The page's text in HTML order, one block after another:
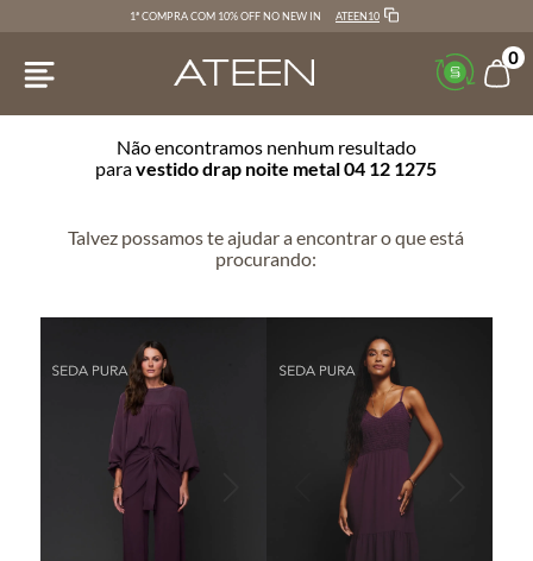
1ª COMPRA COM 10% OFF NO NEW IN ATEEN10
0
Não encontramos nenhum resultado
paravestido drap noite metal 04 12 1275
Talvez possamos te ajudar a encontrar o que está
procurando: